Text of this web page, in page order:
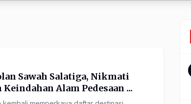
Sawah Salatiga, Nikmati
Alam Pedesaan ...